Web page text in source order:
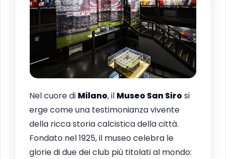
Nel cuore di Milano, il Museo San Sirosi
erge come una testimonianza vivente
della ricca storia calcistica della città.
Fondato nel 1925, il museo celebra le
glorie di due dei club più titolati al mondo: